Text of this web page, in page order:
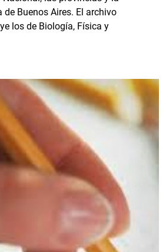
de Buenos Aires. El archivo
los de Biología, Física y